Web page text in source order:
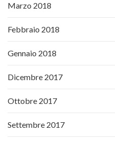
Marzo 2018
Febbraio 2018
Gennaio 2018
Dicembre 2017
Ottobre 2017
Settembre 2017